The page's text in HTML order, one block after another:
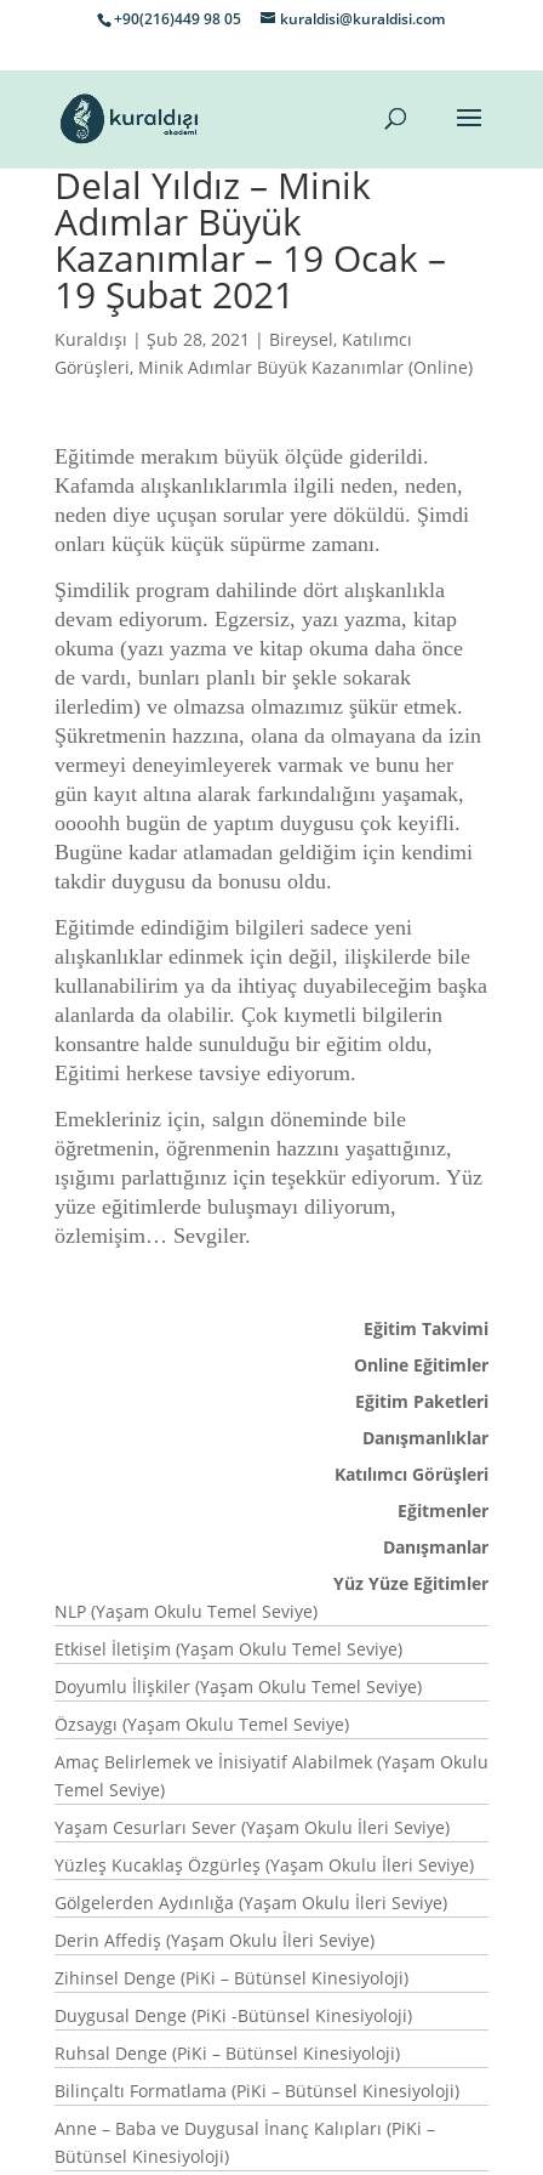
+90(216)449 98 05 kuraldisi@kuraldisi.com
Delal Yıldız – Minik
Adımlar Büyük
Kazanımlar – 19 Ocak –
19 Şubat 2021
Kuraldışı | Şub 28, 2021 | Bireysel, Katılımcı
Görüşleri, Minik Adımlar Büyük Kazanımlar (Online)
Eğitimde merakım büyük ölçüde giderildi.
Kafamda alışkanlıklarımla ilgili neden, neden,
neden diye uçuşan sorular yere döküldü. Şimdi
onları küçük küçük süpürme zamanı.
Şimdilik program dahilinde dört alışkanlıkla
devam ediyorum. Egzersiz, yazı yazma, kitap
okuma (yazı yazma ve kitap okuma daha önce
de vardı, bunları planlı bir şekle sokarak
ilerledim) ve olmazsa olmazımız şükür etmek.
Şükretmenin hazzına, olana da olmayana da izin
vermeyi deneyimleyerek varmak ve bunu her
gün kayıt altına alarak farkındalığını yaşamak,
oooohh bugün de yaptım duygusu çok keyifli.
Bugüne kadar atlamadan geldiğim için kendimi
takdir duygusu da bonusu oldu.
Eğitimde edindiğim bilgileri sadece yeni
alışkanlıklar edinmek için değil, ilişkilerde bile
kullanabilirim ya da ihtiyaç duyabileceğim başka
alanlarda da olabilir. Çok kıymetli bilgilerin
konsantre halde sunulduğu bir eğitim oldu,
Eğitimi herkese tavsiye ediyorum.
Emekleriniz için, salgın döneminde bile
öğretmenin, öğrenmenin hazzını yaşattığınız,
ışığımı parlattığınız için teşekkür ediyorum. Yüz
yüze eğitimlerde buluşmayı diliyorum,
özlemişim… Sevgiler.
Eğitim Takvimi
Online Eğitimler
Eğitim Paketleri
Danışmanlıklar
Katılımcı Görüşleri
Eğitmenler
Danışmanlar
Yüz Yüze Eğitimler
NLP (Yaşam Okulu Temel Seviye)
Etkisel İletişim (Yaşam Okulu Temel Seviye)
Doyumlu İlişkiler (Yaşam Okulu Temel Seviye)
Özsaygı (Yaşam Okulu Temel Seviye)
Amaç Belirlemek ve İnisiyatif Alabilmek (Yaşam Okulu
Temel Seviye)
Yaşam Cesurları Sever (Yaşam Okulu İleri Seviye)
Yüzleş Kucaklaş Özgürleş (Yaşam Okulu İleri Seviye)
Gölgelerden Aydınlığa (Yaşam Okulu İleri Seviye)
Derin Affediş (Yaşam Okulu İleri Seviye)
Zihinsel Denge (PiKi – Bütünsel Kinesiyoloji)
Duygusal Denge (PiKi -Bütünsel Kinesiyoloji)
Ruhsal Denge (PiKi – Bütünsel Kinesiyoloji)
Bilinçaltı Formatlama (PiKi – Bütünsel Kinesiyoloji)
Anne – Baba ve Duygusal İnanç Kalıpları (PiKi –
Bütünsel Kinesiyoloji)